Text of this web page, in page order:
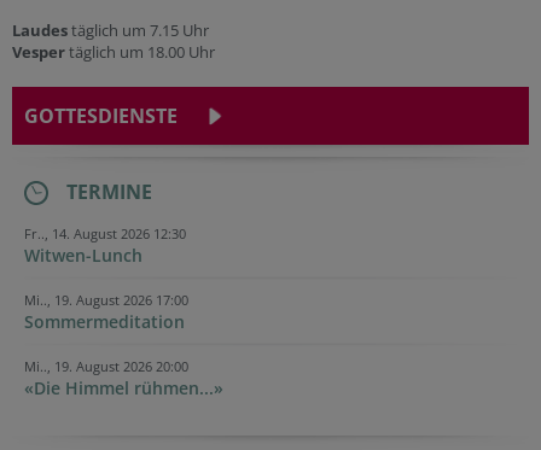
Laudestäglich um 7.15 Uhr
Vespertäglich um 18.00 Uhr
GOTTESDIENSTE
TERMINE
Fr.., 14. August 2026 12:30
Witwen-Lunch
Mi.., 19. August 2026 17:00
Sommermeditation
Mi.., 19. August 2026 20:00
«Die Himmel rühmen...»